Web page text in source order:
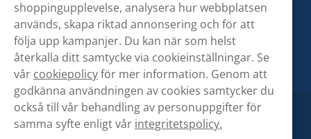
shoppingupplevelse, analysera hur webbplatsen
används, skapa riktad annonsering och för att
följa upp kampanjer. Du kan när som helst
återkalla ditt samtycke via cookieinställningar. Se
vår cookiepolicyför mer information. Genom att
godkänna användningen av cookies samtycker du
också till vår behandling av personuppgifter för
samma syfte enligt vår integritetspolicy.